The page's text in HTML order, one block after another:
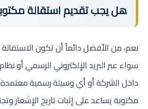
هل يجب تقديم استقالة
نعم، من الأفضل دائماً أن تكون
سواء عبر البريد الإلكتروني الرسمي أو
داخل الشركة أو أي وسيلة رسمية
مكتوبة يساعد على إثبات تاريخ الإشعار